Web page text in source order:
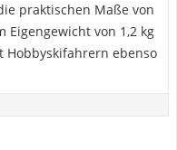
praktischen Maße von
Eigengewicht von 1,2 kg
Hobbyskifahrern ebenso